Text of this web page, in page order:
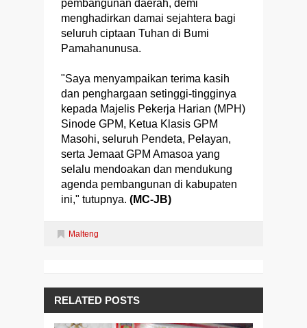
pembangunan daerah, demi
menghadirkan damai sejahtera bagi
seluruh ciptaan Tuhan di Bumi
Pamahanunusa.
"Saya menyampaikan terima kasih
dan penghargaan setinggi-tingginya
kepada Majelis Pekerja Harian (MPH)
Sinode GPM, Ketua Klasis GPM
Masohi, seluruh Pendeta, Pelayan,
serta Jemaat GPM Amasoa yang
selalu mendoakan dan mendukung
agenda pembangunan di kabupaten
ini," tutupnya. (MC-JB)
Malteng
RELATED POSTS